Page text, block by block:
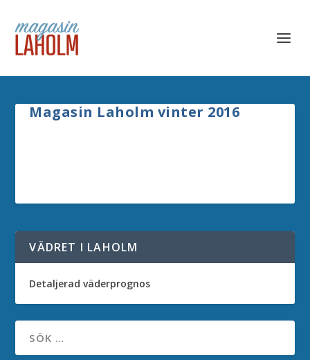
Magasin Laholm vinter 2016
VÄDRET I LAHOLM
Detaljerad väderprognos